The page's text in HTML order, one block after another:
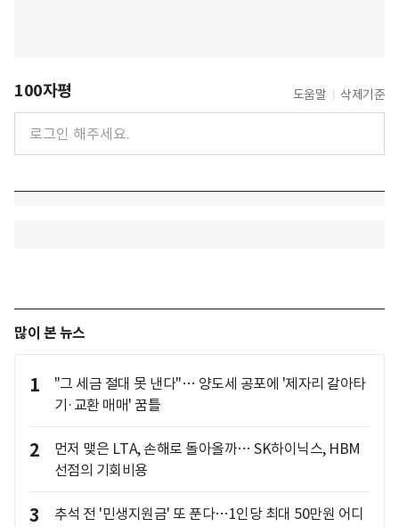
100자평 도움말 삭제기준
많이 본 뉴스
1
"그 세금 절대 못 낸다"… 양도세 공포에 '제자리 갈아타
기·교환 매매' 꿈틀
2
먼저 맺은 LTA, 손해로 돌아올까… SK하이닉스, HBM
선점의 기회비용
3
추석 전 '민생지원금' 또 푼다…1인당 최대 50만원 어디